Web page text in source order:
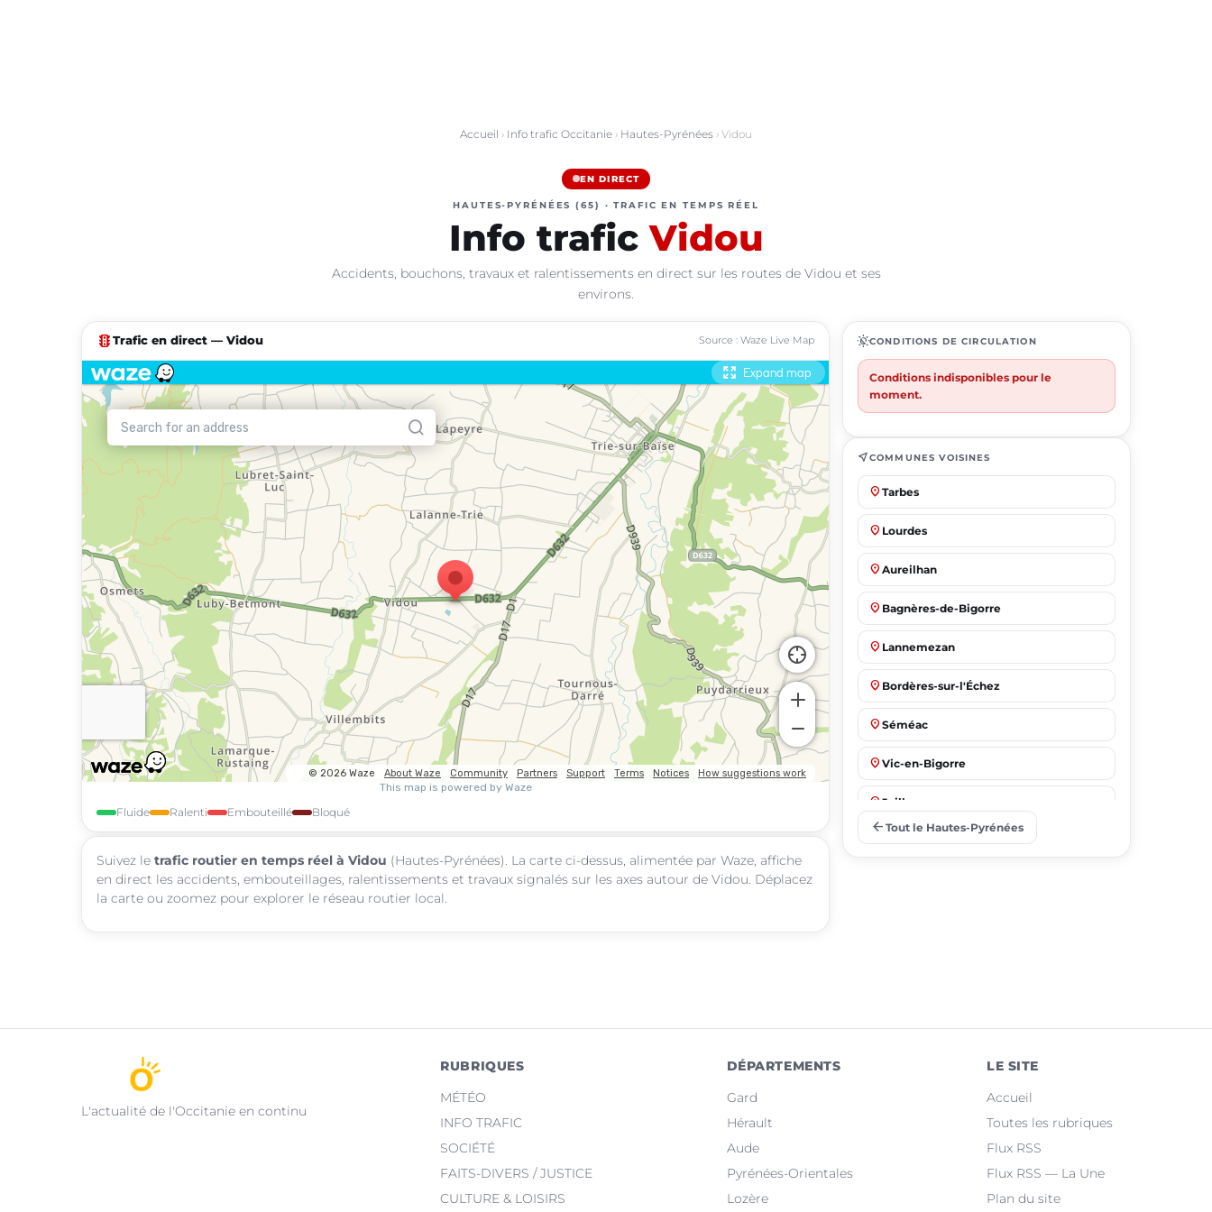
Accueil › Info trafic Occitanie › Hautes-Pyrénées › Vidou
EN DIRECT
HAUTES-PYRÉNÉES (65) · TRAFIC EN TEMPS RÉEL
Info traficVidou
Accidents, bouchons, travaux et ralentissements en direct sur les routes de Vidou et ses
environs.
traffic Trafic en direct — Vidou Source : Waze Live Map
Fluide Ralenti Embouteillé Bloqué
Suivez le trafic routier en temps réel à Vidou (Hautes-Pyrénées). La carte ci-dessus, alimentée par Waze, affiche
en direct les accidents, embouteillages, ralentissements et travaux signalés sur les axes autour de Vidou. Déplacez
la carte ou zoomez pour explorer le réseau routier local.
routineCONDITIONS DE CIRCULATION
Conditions indisponibles pour le
moment.
near_meCOMMUNES VOISINES
place Tarbes
place Lourdes
place Aureilhan
place Bagnères-de-Bigorre
place Lannemezan
place Bordères-sur-l'Échez
place Séméac
place Vic-en-Bigorre
place Juillan
arrow_back Tout le Hautes-Pyrénées
L'actualité de l'Occitanie en continu
RUBRIQUES
MÉTÉO
INFO TRAFIC
SOCIÉTÉ
FAITS-DIVERS / JUSTICE
CULTURE & LOISIRS
DÉPARTEMENTS
Gard
Hérault
Aude
Pyrénées-Orientales
Lozère
LE SITE
Accueil
Toutes les rubriques
Flux RSS
Flux RSS — La Une
Plan du site